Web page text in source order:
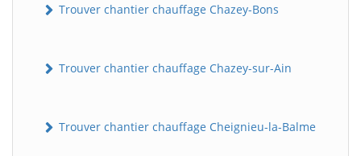
Trouver chantier chauffage Chazey-Bons
Trouver chantier chauffage Chazey-sur-Ain
Trouver chantier chauffage Cheignieu-la-Balme